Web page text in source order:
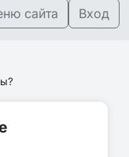
сайта Вход